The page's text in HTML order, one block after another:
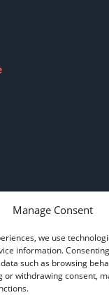
Manage Consent
we use
information.
such as browsing
or withdrawing consent,